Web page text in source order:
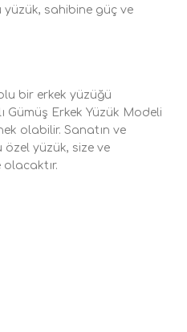
yüzük, sahibine güç ve
bir erkek yüzüğü
Gümüş Erkek Yüzük Modeli
olabilir. Sanatın ve
yüzük, size ve